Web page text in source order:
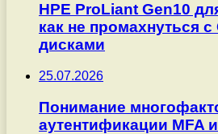
HPE ProLiant Gen10
как не промахнуться с
дисками
25.07.2026
Понимание
аутентификации MFA